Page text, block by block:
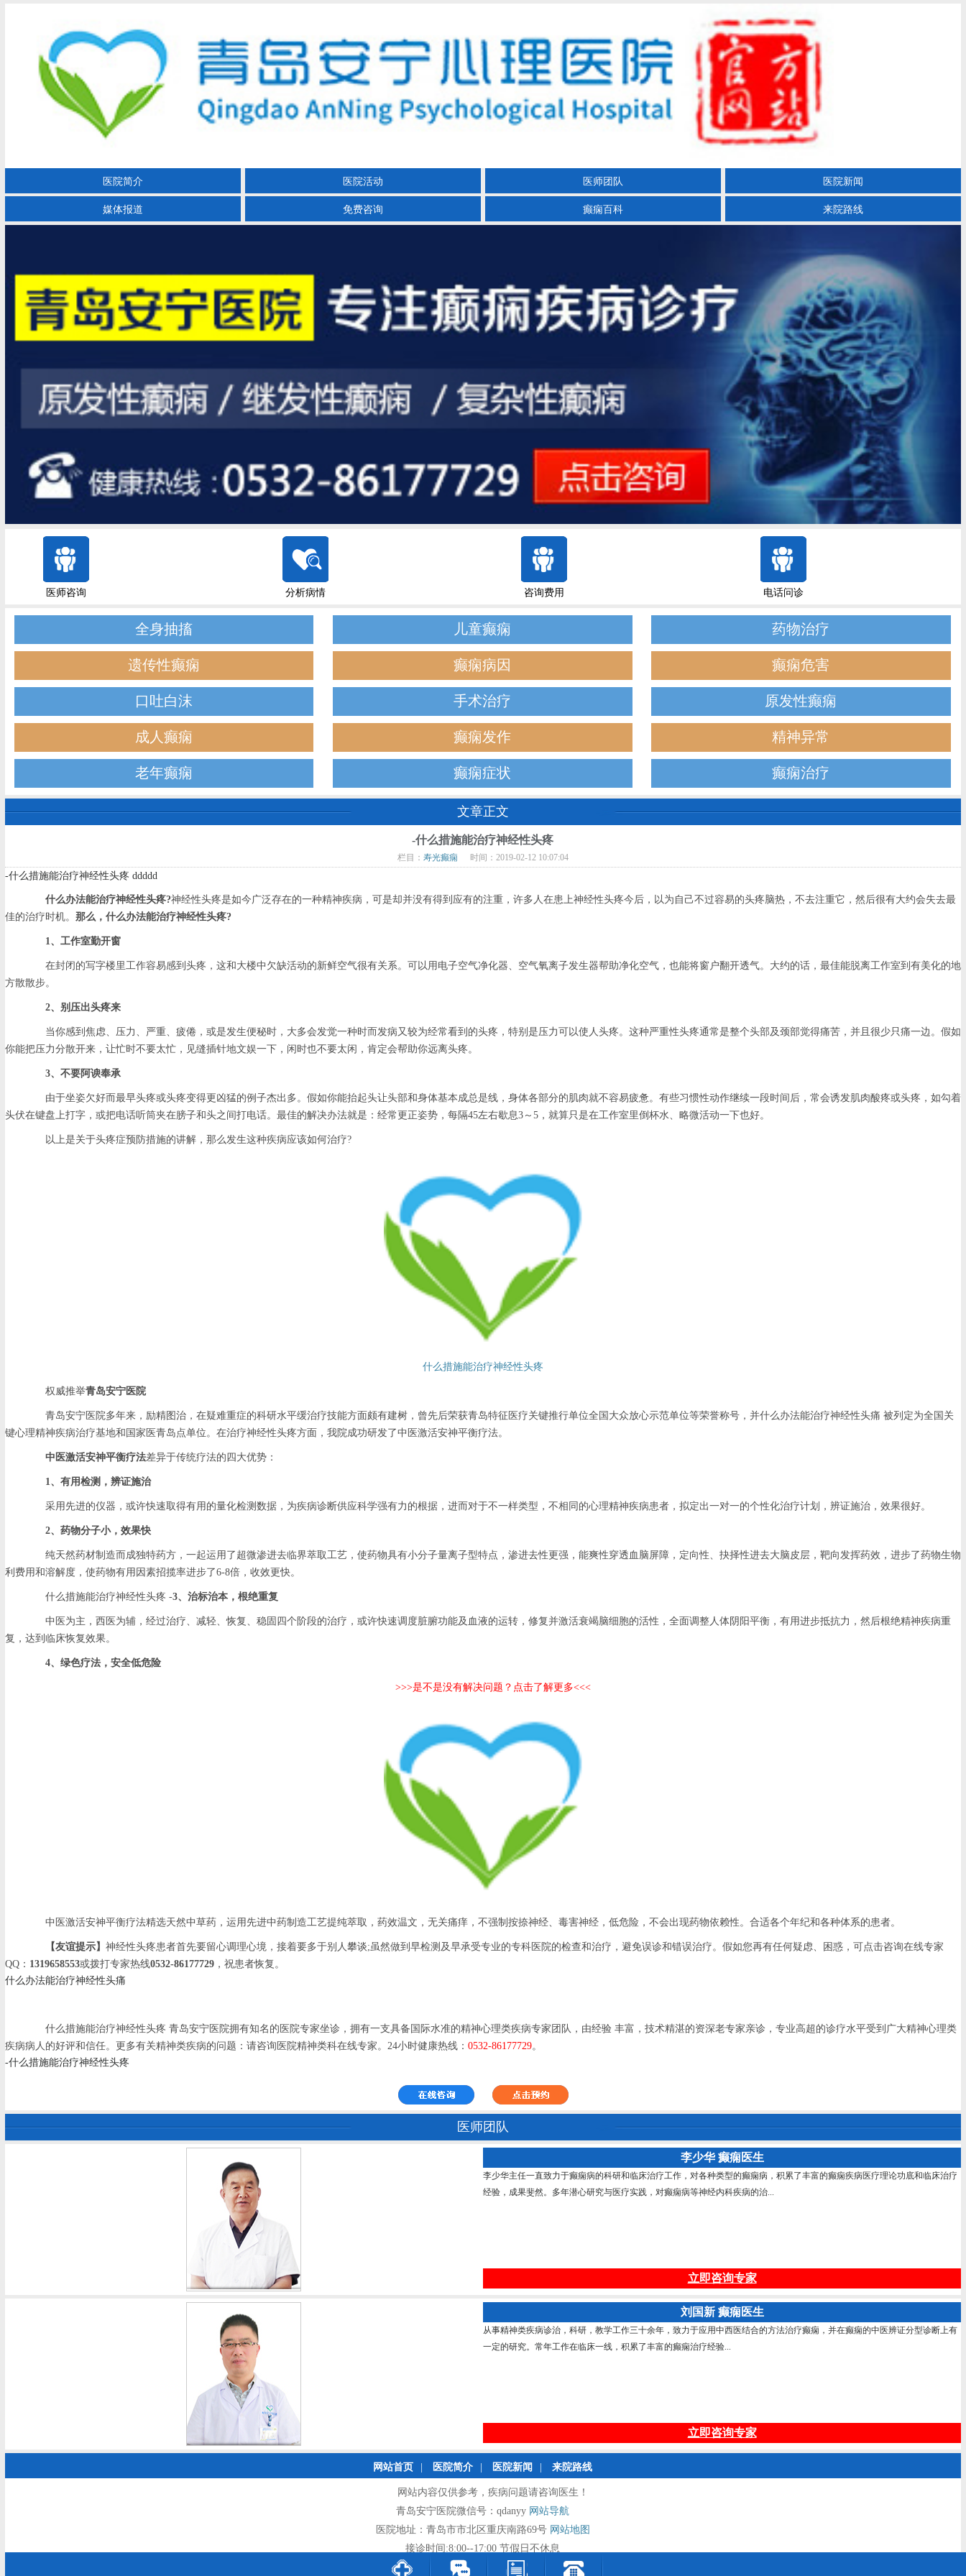
医院简介 医院活动 医师团队 医院新闻
媒体报道 免费咨询 癫痫百科 来院路线
医师咨询 分析病情 咨询费用 电话问诊
全身抽搐 儿童癫痫 药物治疗
遗传性癫痫 癫痫病因 癫痫危害
口吐白沫 手术治疗 原发性癫痫
成人癫痫 癫痫发作 精神异常
老年癫痫 癫痫症状 癫痫治疗
文章正文
-什么措施能治疗神经性头疼
栏目： 寿光癫痫 时间：2019-02-12 10:07:04
-什么措施能治疗神经性头疼 ddddd
什么办法能治疗神经性头疼?神经性头疼是如今广泛存在的一种精神疾病，可是却并没有得到应有的注重，许多人在患上神经性头疼今后，以为自己不过容易的头疼脑热，不去注重它，然后很有大约会失去最
佳的治疗时机。 那么，什么办法能治疗神经性头疼?
1、工作室勤开窗
在封闭的写字楼里工作容易感到头疼，这和大楼中欠缺活动的新鲜空气很有关系。可以用电子空气净化器、空气氧离子发生器帮助净化空气，也能将窗户翻开透气。大约的话，最佳能脱离工作室到有美化的地
方散散步。
2、别压出头疼来
当你感到焦虑、压力、严重、疲倦，或是发生便秘时，大多会发觉一种时而发病又较为经常看到的头疼，特别是压力可以使人头疼。这种严重性头疼通常是整个头部及颈部觉得痛苦，并且很少只痛一边。假如
你能把压力分散开来，让忙时不要太忙，见缝插针地文娱一下，闲时也不要太闲，肯定会帮助你远离头疼。
3、不要阿谀奉承
由于坐姿欠好而最早头疼或头疼变得更凶猛的例子杰出多。假如你能抬起头让头部和身体基本成总是线，身体各部分的肌肉就不容易疲惫。有些习惯性动作继续一段时间后，常会诱发肌肉酸疼或头疼，如勾着
头伏在键盘上打字，或把电话听筒夹在膀子和头之间打电话。最佳的解决办法就是：经常更正姿势，每隔45左右歇息3～5，就算只是在工作室里倒杯水、略微活动一下也好。
以上是关于头疼症预防措施的讲解，那么发生这种疾病应该如何治疗?
什么措施能治疗神经性头疼
权威推举青岛安宁医院
青岛安宁医院多年来，励精图治，在疑难重症的科研水平缓治疗技能方面颇有建树，曾先后荣获青岛特征医疗关键推行单位全国大众放心示范单位等荣誉称号，并什么办法能治疗神经性头痛 被列定为全国关
键心理精神疾病治疗基地和国家医青岛点单位。在治疗神经性头疼方面，我院成功研发了中医激活安神平衡疗法。
中医激活安神平衡疗法差异于传统疗法的四大优势：
1、有用检测，辨证施治
采用先进的仪器，或许快速取得有用的量化检测数据，为疾病诊断供应科学强有力的根据，进而对于不一样类型，不相同的心理精神疾病患者，拟定出一对一的个性化治疗计划，辨证施治，效果很好。
2、药物分子小，效果快
纯天然药材制造而成独特药方，一起运用了超微渗进去临界萃取工艺，使药物具有小分子量离子型特点，渗进去性更强，能爽性穿透血脑屏障，定向性、抉择性进去大脑皮层，靶向发挥药效，进步了药物生物
利费用和溶解度，使药物有用因素招揽率进步了6-8倍，收效更快。
什么措施能治疗神经性头疼 -3、治标治本，根绝重复
中医为主，西医为辅，经过治疗、减轻、恢复、稳固四个阶段的治疗，或许快速调度脏腑功能及血液的运转，修复并激活衰竭脑细胞的活性，全面调整人体阴阳平衡，有用进步抵抗力，然后根绝精神疾病重
复，达到临床恢复效果。
4、绿色疗法，安全低危险
>>>是不是没有解决问题？点击了解更多<<<
中医激活安神平衡疗法精选天然中草药，运用先进中药制造工艺提纯萃取，药效温文，无关痛痒，不强制按捺神经、毒害神经，低危险，不会出现药物依赖性。合适各个年纪和各种体系的患者。
【友谊提示】 神经性头疼患者首先要留心调理心境，接着要多于别人攀谈;虽然做到早检测及早承受专业的专科医院的检查和治疗，避免误诊和错误治疗。假如您再有任何疑虑、困惑，可点击咨询在线专家
QQ： 1319658553或拨打专家热线0532-86177729，祝患者恢复。
什么办法能治疗神经性头痛
什么措施能治疗神经性头疼 青岛安宁医院拥有知名的医院专家坐诊，拥有一支具备国际水准的精神心理类疾病专家团队，由经验 丰富，技术精湛的资深老专家亲诊，专业高超的诊疗水平受到广大精神心理类
疾病病人的好评和信任。更多有关精神类疾病的问题：请咨询医院精神类科在线专家。24小时健康热线： 0532-86177729。
-什么措施能治疗神经性头疼
医师团队
李少华 癫痫医生
李少华主任一直致力于癫痫病的科研和临床治疗工作，对各种类型的癫痫病，积累了丰富的癫痫疾病医疗理论功底和临床治疗
经验，成果斐然。多年潜心研究与医疗实践，对癫痫病等神经内科疾病的治...
立即咨询专家
刘国新 癫痫医生
从事精神类疾病诊治，科研，教学工作三十余年，致力于应用中西医结合的方法治疗癫痫，并在癫痫的中医辨证分型诊断上有
一定的研究。常年工作在临床一线，积累了丰富的癫痫治疗经验...
立即咨询专家
网站首页 医院简介 医院新闻 来院路线
网站内容仅供参考，疾病问题请咨询医生！
青岛安宁医院微信号：qdanyy 网站导航
医院地址：青岛市市北区重庆南路69号 网站地图
接诊时间:8:00--17:00 节假日不休息